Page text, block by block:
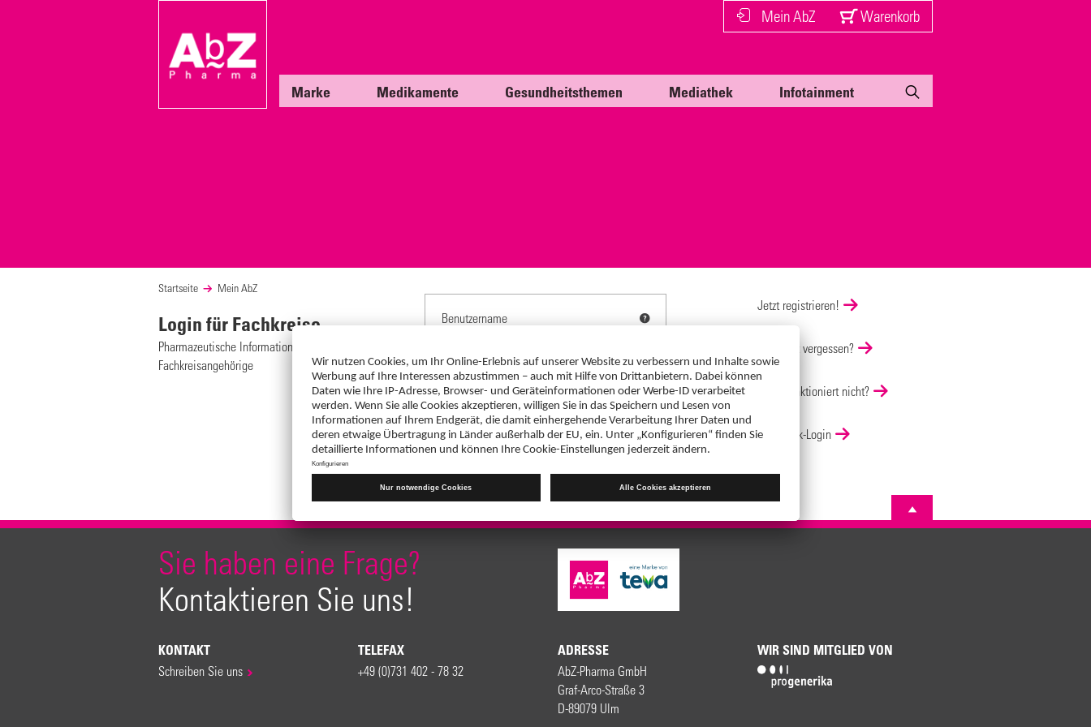
Mein AbZ Warenkorb
Marke Medikamente Gesundheitsthemen Mediathek Infotainment
Startseite Mein AbZ
Login für Fachkreise
Pharmazeutische Informationen für
Fachkreisangehörige
Jetzt registrieren!
Passwort vergessen?
Login funktioniert nicht?
DocCheck-Login
Sie haben eine Frage?
Kontaktieren Sie uns!
KONTAKT
Schreiben Sie uns
TELEFAX
+49 (0)731 402 - 78 32
ADRESSE
AbZ-Pharma GmbH
Graf-Arco-Straße 3
D-89079 Ulm
WIR SIND MITGLIED VON